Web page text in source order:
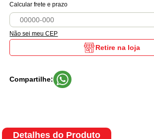
Calcular frete e prazo
Não sei meu CEP
Retire na loja
Compartilhe:
Detalhes do Produto